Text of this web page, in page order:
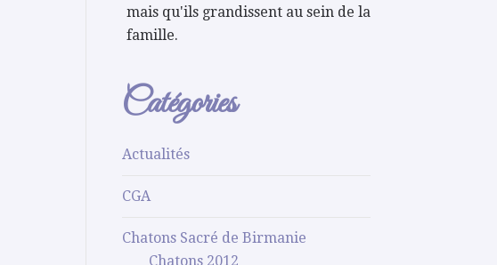
mais qu'ils grandissent au sein de la
famille.
Catégories
Actualités
CGA
Chatons Sacré de Birmanie
Chatons 2012